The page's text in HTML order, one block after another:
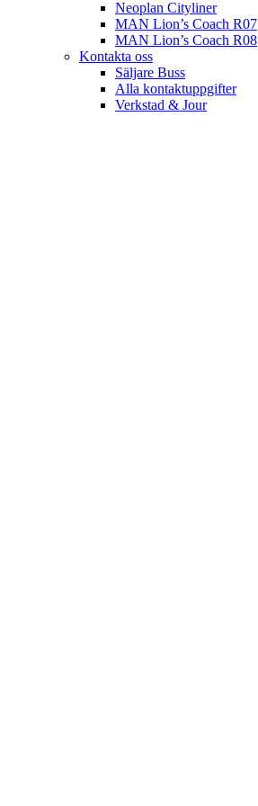
Neoplan Cityliner
MAN Lion’s Coach R07
MAN Lion’s Coach R08
Kontakta oss
Säljare Buss
Alla kontaktuppgifter
Verkstad & Jour